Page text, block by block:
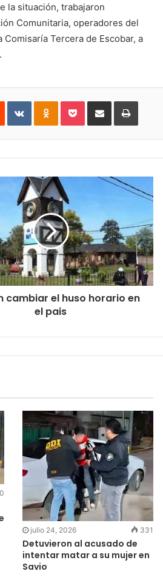
la situación, trabajaron
Comunitaria, operadores del
Tercera de Escobar, a
Reddit VKontakteOdnoklassniki
PocketCompartirImprimir
cambiar el huso horario en
el pais
julio 24, 2026 331
Detuvieron al acusado de
intentar matar a su mujer en
Savio